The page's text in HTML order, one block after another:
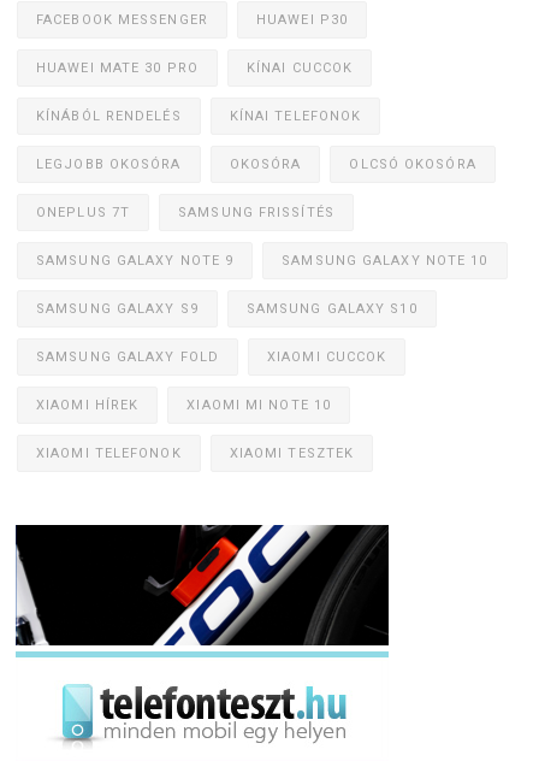
FACEBOOK MESSENGER HUAWEI P30
HUAWEI MATE 30 PRO KÍNAI CUCCOK
KÍNÁBÓL RENDELÉS KÍNAI TELEFONOK
LEGJOBB OKOSÓRA OKOSÓRA OLCSÓ OKOSÓRA
ONEPLUS 7T SAMSUNG FRISSÍTÉS
SAMSUNG GALAXY NOTE 9 SAMSUNG GALAXY NOTE 10
SAMSUNG GALAXY S9 SAMSUNG GALAXY S10
SAMSUNG GALAXY FOLD XIAOMI CUCCOK
XIAOMI HÍREK XIAOMI MI NOTE 10
XIAOMI TELEFONOK XIAOMI TESZTEK